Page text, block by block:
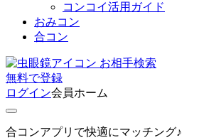
コンコイ活用ガイド
おみコン
合コン
お相手検索
無料で登録
ログイン会員ホーム
合コンアプリで快適にマッチング♪